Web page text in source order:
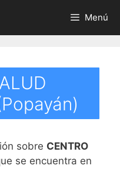
Menú
sobre CENTRO
se encuentra en